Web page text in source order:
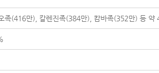
족(416만), 칼렌진족(384만), 캄바족(352만) 등 약